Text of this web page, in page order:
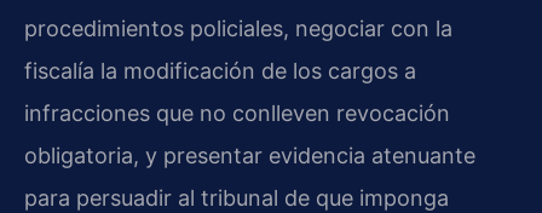
procedimientos policiales, negociar con la
fiscalía la modificación de los cargos a
infracciones que no conlleven revocación
obligatoria, y presentar evidencia atenuante
para persuadir al tribunal de que imponga